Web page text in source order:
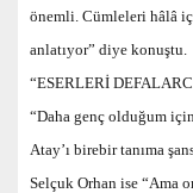
önemli. Cümleleri hâlâ
anlatıyor” diye konuştu.
“ESERLERİ
“Daha genç olduğum
Atay’ı birebir tanıma
Selçuk Orhan ise “Ama